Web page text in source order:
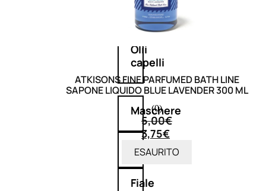
Mousse
Olii
capelli
Maschere
Lozioni
Fiale
ATKISONS FINE PARFUMED BATH LINE
SAPONE LIQUIDO BLUE LAVENDER 300 ML
(0)
5,00€
3,75€
ESAURITO